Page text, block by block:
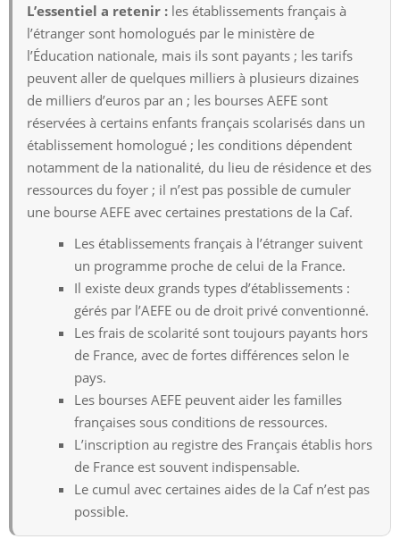
L’essentiel a retenir : les établissements français à
l’étranger sont homologués par le ministère de
l’Éducation nationale, mais ils sont payants ; les tarifs
peuvent aller de quelques milliers à plusieurs dizaines
de milliers d’euros par an ; les bourses AEFE sont
réservées à certains enfants français scolarisés dans un
établissement homologué ; les conditions dépendent
notamment de la nationalité, du lieu de résidence et des
ressources du foyer ; il n’est pas possible de cumuler
une bourse AEFE avec certaines prestations de la Caf.
Les établissements français à l’étranger suivent
un programme proche de celui de la France.
Il existe deux grands types d’établissements :
gérés par l’AEFE ou de droit privé conventionné.
Les frais de scolarité sont toujours payants hors
de France, avec de fortes différences selon le
pays.
Les bourses AEFE peuvent aider les familles
françaises sous conditions de ressources.
L’inscription au registre des Français établis hors
de France est souvent indispensable.
Le cumul avec certaines aides de la Caf n’est pas
possible.